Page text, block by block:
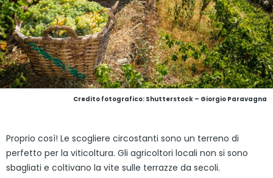
Credito fotografico: Shutterstock – Giorgio Paravagna
Proprio così! Le scogliere circostanti sono un terreno di
perfetto per la viticoltura. Gli agricoltori locali non si sono
sbagliati e coltivano la vite sulle terrazze da secoli.